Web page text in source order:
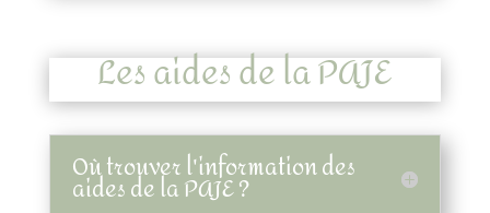
Les aides de la PAJE
Où trouver l'information des
aides de la PAJE ?